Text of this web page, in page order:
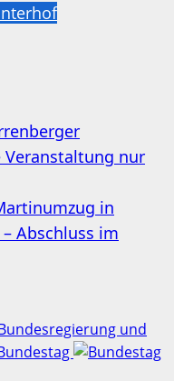
Veranstaltung nur
in
Abschluss im
Bundesregierung und